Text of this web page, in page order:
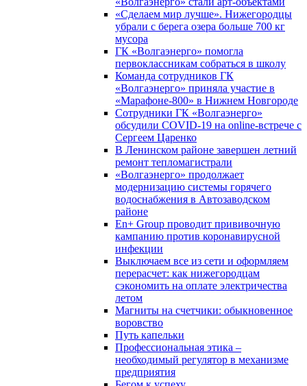
«Сделаем мир лучше». Нижегородцы
убрали с берега озера больше 700 кг
мусора
ГК «Волгаэнерго» помогла
первоклассникам собраться в школу
Команда сотрудников ГК
«Волгаэнерго» приняла участие в
«Марафоне-800» в Нижнем Новгороде
Сотрудники ГК «Волгаэнерго»
обсудили COVID-19 на online-встрече с
Сергеем Царенко
В Ленинском районе завершен летний
ремонт тепломагистрали
«Волгаэнерго» продолжает
модернизацию системы горячего
водоснабжения в Автозаводском
районе
En+ Group проводит прививочную
кампанию против коронавирусной
инфекции
Выключаем все из сети и оформляем
перерасчет: как нижегородцам
сэкономить на оплате электричества
летом
Магниты на счетчики: обыкновенное
воровство
Путь капельки
Профессиональная этика –
необходимый регулятор в механизме
предприятия